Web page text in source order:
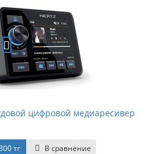
цифровой медиаресивер
тг В сравнение